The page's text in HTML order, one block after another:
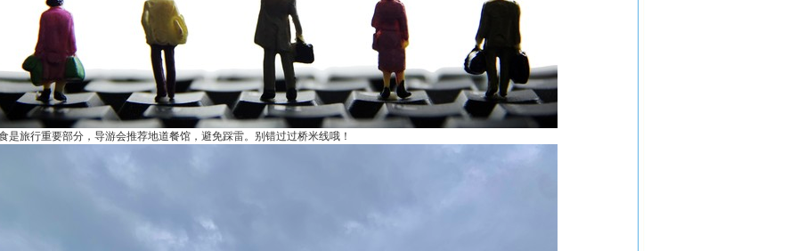
是旅行重要部分，导游会推荐地道餐馆，避免踩雷。别错过过桥米线哦！